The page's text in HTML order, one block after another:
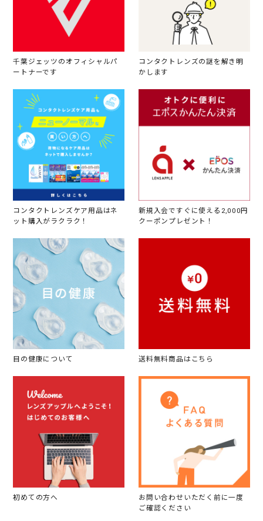
千葉ジェッツのオフィシャルパ
ートナーです
コンタクトレンズの謎を解き明
かします
コンタクトレンズケア用品はネ
ット購入がラクラク！
新規入会ですぐに使える2,000円
クーポンプレゼント！
目の健康について 送料無料商品はこちら
初めての方へ
お問い合わせいただく前に一度
ご確認ください